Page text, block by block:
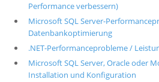
Performance verbessern)
Microsoft SQL Server-
Datenbankoptimierung
.NET-Performanceprobleme /
Microsoft SQL Server, Oracle oder
Installation und Konfiguration